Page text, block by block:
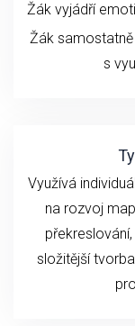
Žák vyjádří
Žák
s
Využívá
na rozvoj
složitější